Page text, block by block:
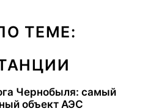
ТЕМЕ:
Чернобыля: самый
объект АЭС